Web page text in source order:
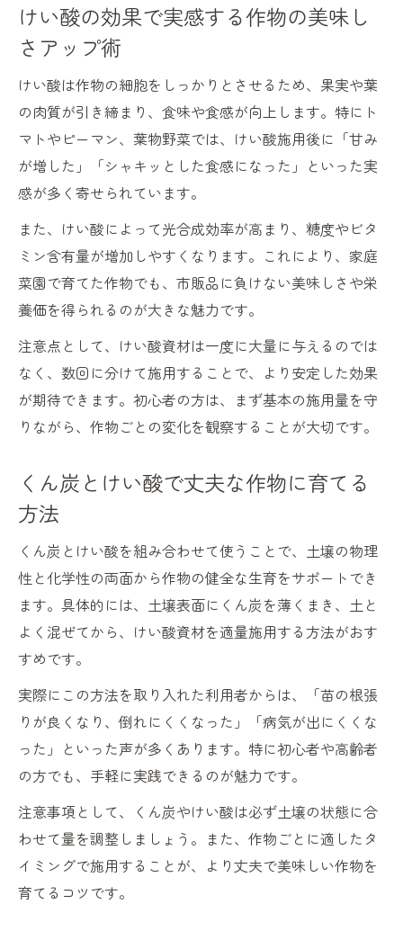
けい酸の効果で実感する作物の美味し
さアップ術
けい酸は作物の細胞をしっかりとさせるため、果実や葉
の肉質が引き締まり、食味や食感が向上します。特にト
マトやピーマン、葉物野菜では、けい酸施用後に「甘み
が増した」「シャキッとした食感になった」といった実
感が多く寄せられています。
また、けい酸によって光合成効率が高まり、糖度やビタ
ミン含有量が増加しやすくなります。これにより、家庭
菜園で育てた作物でも、市販品に負けない美味しさや栄
養価を得られるのが大きな魅力です。
注意点として、けい酸資材は一度に大量に与えるのでは
なく、数回に分けて施用することで、より安定した効果
が期待できます。初心者の方は、まず基本の施用量を守
りながら、作物ごとの変化を観察することが大切です。
くん炭とけい酸で丈夫な作物に育てる
方法
くん炭とけい酸を組み合わせて使うことで、土壌の物理
性と化学性の両面から作物の健全な生育をサポートでき
ます。具体的には、土壌表面にくん炭を薄くまき、土と
よく混ぜてから、けい酸資材を適量施用する方法がおす
すめです。
実際にこの方法を取り入れた利用者からは、「苗の根張
りが良くなり、倒れにくくなった」「病気が出にくくな
った」といった声が多くあります。特に初心者や高齢者
の方でも、手軽に実践できるのが魅力です。
注意事項として、くん炭やけい酸は必ず土壌の状態に合
わせて量を調整しましょう。また、作物ごとに適したタ
イミングで施用することが、より丈夫で美味しい作物を
育てるコツです。